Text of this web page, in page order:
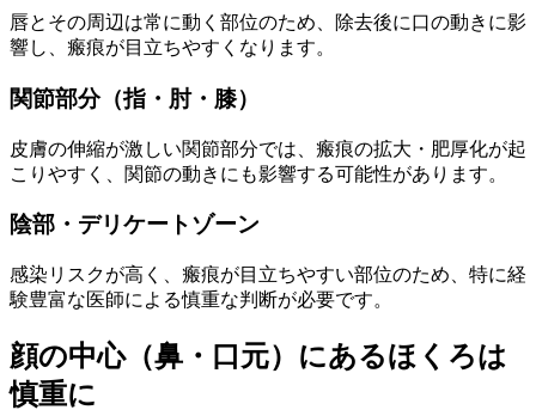
唇とその周辺は常に動く部位のため、除去後に口の動きに影
響し、瘢痕が目立ちやすくなります。
関節部分（指・肘・膝）
皮膚の伸縮が激しい関節部分では、瘢痕の拡大・肥厚化が起
こりやすく、関節の動きにも影響する可能性があります。
陰部・デリケートゾーン
感染リスクが高く、瘢痕が目立ちやすい部位のため、特に経
験豊富な医師による慎重な判断が必要です。
顔の中心（鼻・口元）にあるほくろは
慎重に